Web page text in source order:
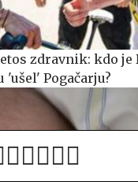
zdravnik: kdo je
'ušel' Pogačarju?